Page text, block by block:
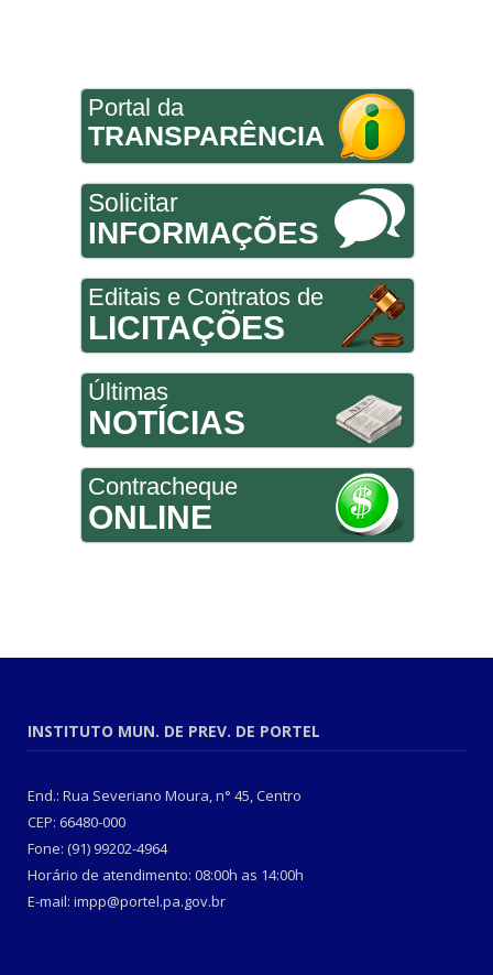
Portal da
TRANSPARÊNCIA
Solicitar
INFORMAÇÕES
Editais e Contratos de
LICITAÇÕES
Últimas
NOTÍCIAS
Contracheque
ONLINE
INSTITUTO MUN. DE PREV. DE PORTEL
End.: Rua Severiano Moura, n° 45, Centro
CEP: 66480-000
Fone: (91) 99202-4964
Horário de atendimento: 08:00h as 14:00h
E-mail: impp@portel.pa.gov.br